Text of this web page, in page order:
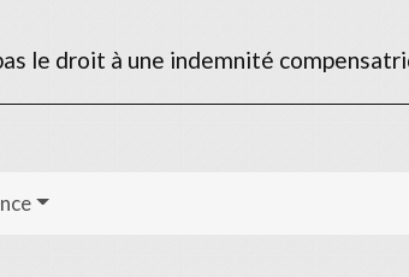
le droit à une indemnité